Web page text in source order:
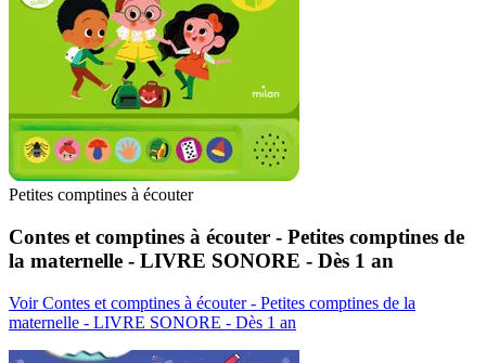
Petites comptines à écouter
Contes et comptines à écouter - Petites comptines de
la maternelle - LIVRE SONORE - Dès 1 an
Voir Contes et comptines à écouter - Petites comptines de la
maternelle - LIVRE SONORE - Dès 1 an